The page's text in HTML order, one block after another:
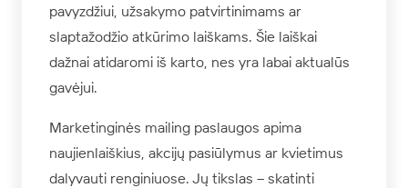
pavyzdžiui, užsakymo patvirtinimams ar
slaptažodžio atkūrimo laiškams. Šie laiškai
dažnai atidaromi iš karto, nes yra labai aktualūs
gavėjui.
Marketinginės mailing paslaugos apima
naujienlaiškius, akcijų pasiūlymus ar kvietimus
dalyvauti renginiuose. Jų tikslas – skatinti